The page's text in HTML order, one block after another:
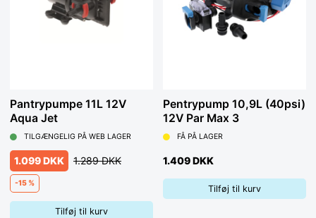
Pantrypumpe 11L 12V
Aqua Jet
TILGÆNGELIG PÅ WEB LAGER
1.099 DKK 1.289 DKK
-15 %
Tilføj til kurv
Pentrypump 10,9L (40psi)
12V Par Max 3
FÅ PÅ LAGER
1.409 DKK
Tilføj til kurv